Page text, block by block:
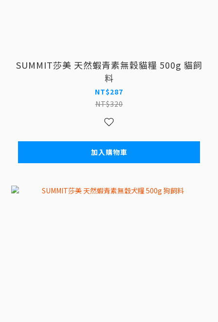
SUMMIT莎美 天然蝦青素無穀貓糧 500g 貓飼
料
NT$287
NT$320
加入購物車